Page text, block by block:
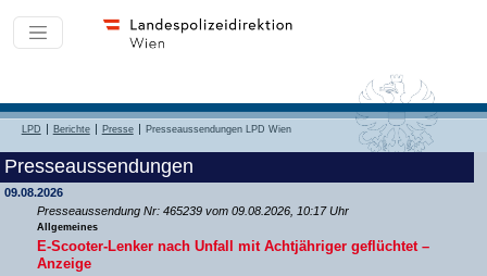
LPD Berichte Presse Presseaussendungen LPD Wien
Presseaussendungen
09.08.2026
Presseaussendung Nr: 465239 vom 09.08.2026, 10:17 Uhr
Allgemeines
E-Scooter-Lenker nach Unfall mit Achtjähriger geflüchtet –
Anzeige